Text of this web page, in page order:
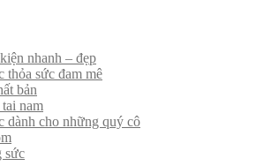
nhanh – đẹp
thỏa sức đam mê
bản
nam
dành cho những quý cô
sức